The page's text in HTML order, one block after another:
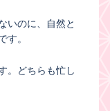
いのに、自然と
す。
。どちらも忙し